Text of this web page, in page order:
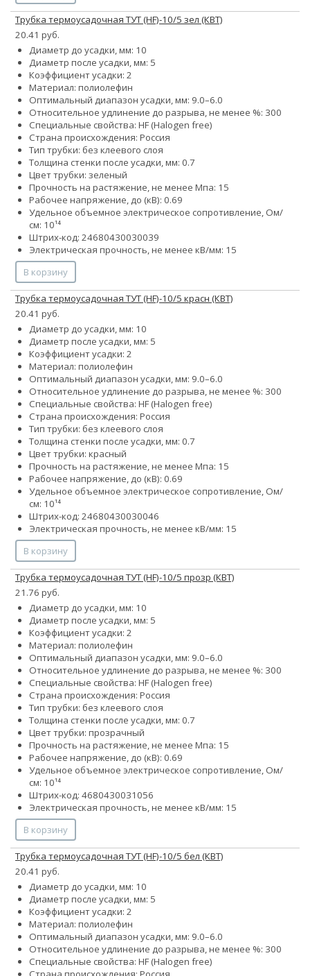
Трубка термоусадочная ТУТ (HF)-10/5 зел (КВТ)
20.41 руб.
Диаметр до усадки, мм: 10
Диаметр после усадки, мм: 5
Коэффициент усадки: 2
Материал: полиолефин
Оптимальный диапазон усадки, мм: 9.0–6.0
Относительное удлинение до разрыва, не менее %: 300
Специальные свойства: HF (Halogen free)
Страна происхождения: Россия
Тип трубки: без клеевого слоя
Толщина стенки после усадки, мм: 0.7
Цвет трубки: зеленый
Прочность на растяжение, не менее Мпа: 15
Рабочее напряжение, до (кВ): 0.69
Удельное объемное электрическое сопротивление, Ом/
см: 10¹⁴
Штрих-код: 24680430030039
Электрическая прочность, не менее кВ/мм: 15
В корзину
Трубка термоусадочная ТУТ (HF)-10/5 красн (КВТ)
20.41 руб.
Диаметр до усадки, мм: 10
Диаметр после усадки, мм: 5
Коэффициент усадки: 2
Материал: полиолефин
Оптимальный диапазон усадки, мм: 9.0–6.0
Относительное удлинение до разрыва, не менее %: 300
Специальные свойства: HF (Halogen free)
Страна происхождения: Россия
Тип трубки: без клеевого слоя
Толщина стенки после усадки, мм: 0.7
Цвет трубки: красный
Прочность на растяжение, не менее Мпа: 15
Рабочее напряжение, до (кВ): 0.69
Удельное объемное электрическое сопротивление, Ом/
см: 10¹⁴
Штрих-код: 24680430030046
Электрическая прочность, не менее кВ/мм: 15
В корзину
Трубка термоусадочная ТУТ (HF)-10/5 прозр (КВТ)
21.76 руб.
Диаметр до усадки, мм: 10
Диаметр после усадки, мм: 5
Коэффициент усадки: 2
Материал: полиолефин
Оптимальный диапазон усадки, мм: 9.0–6.0
Относительное удлинение до разрыва, не менее %: 300
Специальные свойства: HF (Halogen free)
Страна происхождения: Россия
Тип трубки: без клеевого слоя
Толщина стенки после усадки, мм: 0.7
Цвет трубки: прозрачный
Прочность на растяжение, не менее Мпа: 15
Рабочее напряжение, до (кВ): 0.69
Удельное объемное электрическое сопротивление, Ом/
см: 10¹⁴
Штрих-код: 4680430031056
Электрическая прочность, не менее кВ/мм: 15
В корзину
Трубка термоусадочная ТУТ (HF)-10/5 бел (КВТ)
20.41 руб.
Диаметр до усадки, мм: 10
Диаметр после усадки, мм: 5
Коэффициент усадки: 2
Материал: полиолефин
Оптимальный диапазон усадки, мм: 9.0–6.0
Относительное удлинение до разрыва, не менее %: 300
Специальные свойства: HF (Halogen free)